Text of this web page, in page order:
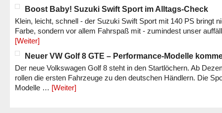
Boost Baby! Suzuki Swift Sport im Alltags-Check
Klein, leicht, schnell - der Suzuki Swift Sport mit 140 PS bringt
Farbe, sondern vor allem Fahrspaß mit - zumindest unser
[Weiter]
Neuer VW Golf 8 GTE – Performance-Modelle
Der neue Volkswagen Golf 8 steht in den Startlöchern. Ab
rollen die ersten Fahrzeuge zu den deutschen Händlern. Die
Modelle … [Weiter]